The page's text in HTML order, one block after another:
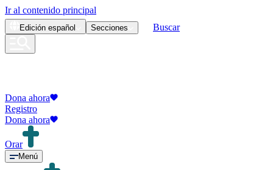
Ir al contenido principal
Edición español Secciones Buscar
Dona ahora
Registro
Dona ahora
Orar
Menú